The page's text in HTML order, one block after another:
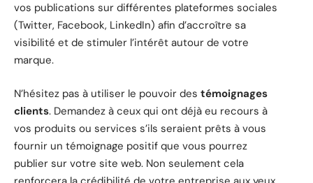
vos publications sur différentes plateformes sociales
(Twitter, Facebook, LinkedIn) afin d’accroître sa
visibilité et de stimuler l’intérêt autour de votre
marque.
N’hésitez pas à utiliser le pouvoir des témoignages
clients. Demandez à ceux qui ont déjà eu recours à
vos produits ou services s’ils seraient prêts à vous
fournir un témoignage positif que vous pourrez
publier sur votre site web. Non seulement cela